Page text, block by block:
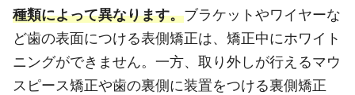
種類によって異なります。ブラケットやワイヤーな
ど歯の表面につける表側矯正は、矯正中にホワイト
ニングができません。一方、取り外しが行えるマウ
スピース矯正や歯の裏側に装置をつける裏側矯正